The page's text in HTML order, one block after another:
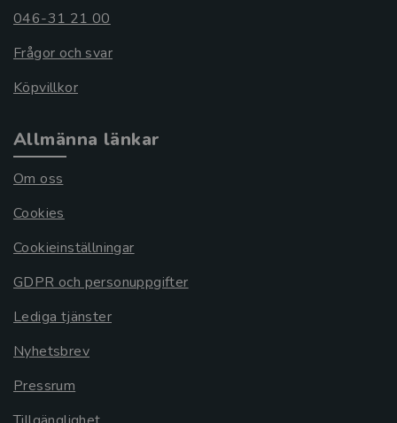
046-31 21 00
Frågor och svar
Köpvillkor
Allmänna länkar
Om oss
Cookies
Cookieinställningar
GDPR och personuppgifter
Lediga tjänster
Nyhetsbrev
Pressrum